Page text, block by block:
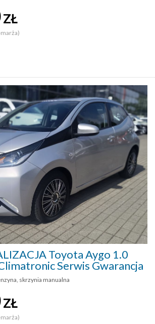
ZŁ
Toyota Aygo 1.0
Serwis Gwarancja
skrzynia manualna
ZŁ